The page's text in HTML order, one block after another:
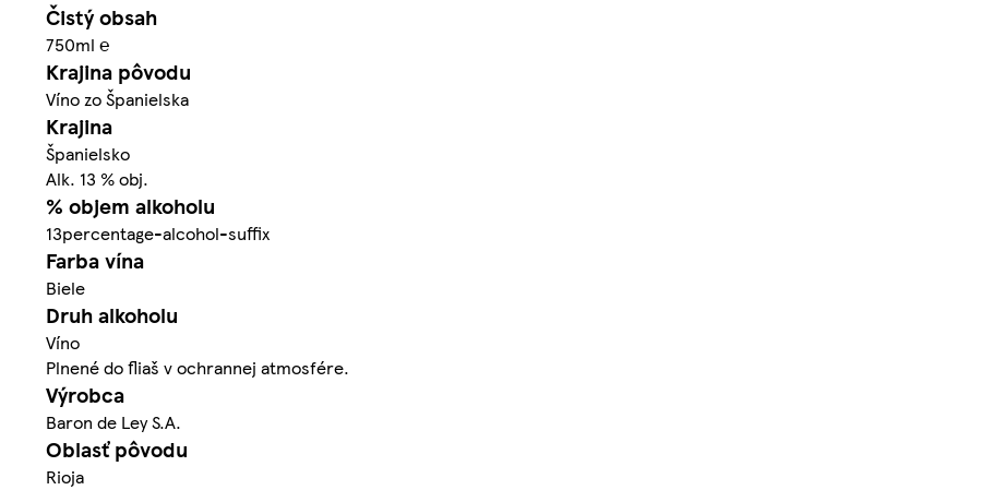
Čistý obsah
750ml ℮
Krajina pôvodu
Víno zo Španielska
Krajina
Španielsko
Alk. 13 % obj.
% objem alkoholu
13percentage-alcohol-suffix
Farba vína
Biele
Druh alkoholu
Víno
Plnené do fliaš v ochrannej atmosfére.
Výrobca
Baron de Ley S.A.
Oblasť pôvodu
Rioja